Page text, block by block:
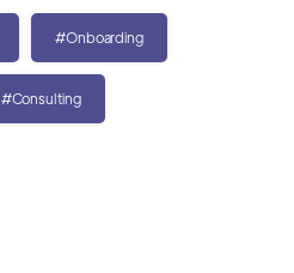
#Onboarding
#Consulting